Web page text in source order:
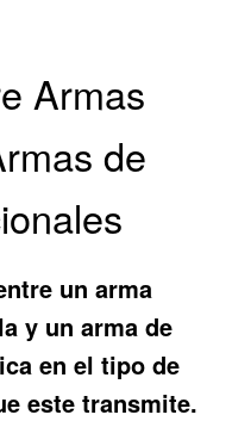
Armas
de
un arma
y un arma de
en el tipo de
este transmite.